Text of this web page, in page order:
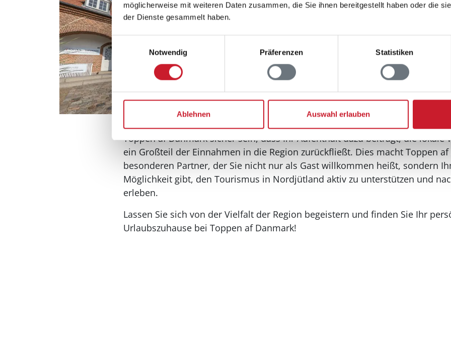
möglicherweise mit weiteren Daten zusammen, die Sie ihnen bereitgestellt haben oder die
der Dienste gesammelt haben.
Einwilligungsauswahl
Notwendig
Präferenzen Statistiken
Ablehnen Auswahl erlauben
Ferienhäuser vonSkagenim Norden bis
authentischen Auswahl an
Ferienhäusern in
die Kultur als auch die Schönheit der
widerspiegeln.Toppen af Danmark bietet
gelegene Ferienhäuser und -wohnungen in
die das authentische Leben an der Spitze
möchten. Gleichzeitig können Sie durch die
Toppen af Danmark sicher sein, dass Ihr Aufenthalt dazu beiträgt, die lokale
ein Großteil der Einnahmen in die Region zurückfließt. Dies macht Toppen
besonderen Partner, der Sie nicht nur als Gast willkommen heißt, sondern
Möglichkeit gibt, den Tourismus in Nordjütland aktiv zu unterstützen und
erleben.
Lassen Sie sich von der Vielfalt der Region begeistern und finden Sie Ihr
Urlaubszuhause bei Toppen af Danmark!